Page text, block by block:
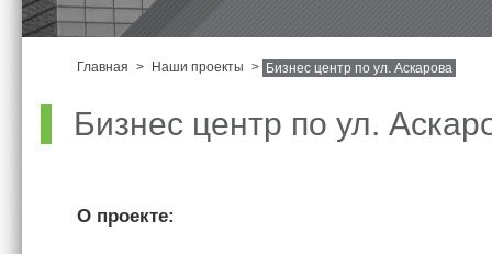
Главная > Наши проекты > Бизнес центр по ул. Аскарова
Бизнес центр по ул.
О проекте: